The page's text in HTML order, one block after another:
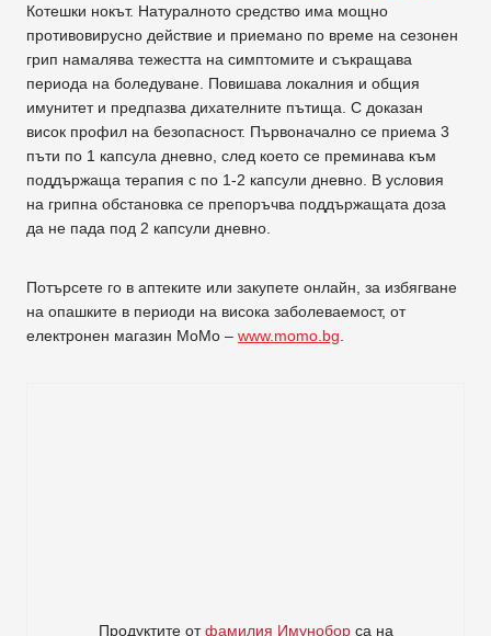
Котешки нокът. Натуралното средство има мощно
противовирусно действие и приемано по време на сезонен
грип намалява тежестта на симптомите и съкращава
периода на боледуване. Повишава локалния и общия
имунитет и предпазва дихателните пътища. С доказан
висок профил на безопасност. Първоначално се приема 3
пъти по 1 капсула дневно, след което се преминава към
поддържаща терапия с по 1-2 капсули дневно. В условия
на грипна обстановка се препоръчва поддържащата доза
да не пада под 2 капсули дневно.
Потърсете го в аптеките или закупете онлайн, за избягване
на опашките в периоди на висока заболеваемост, от
електронен магазин МоМо – www.momo.bg
Продуктите отфамилия Имуноборса на